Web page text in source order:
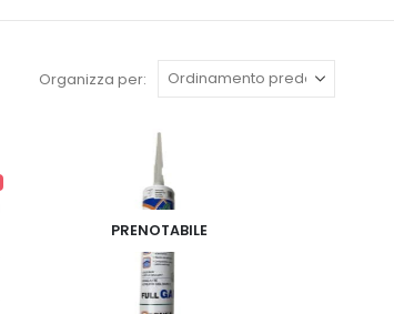
Organizza per:
PRENOTABILE